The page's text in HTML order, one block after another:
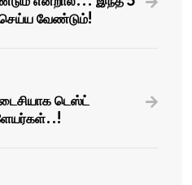
வேண்டும்!
டெஸ்ட்